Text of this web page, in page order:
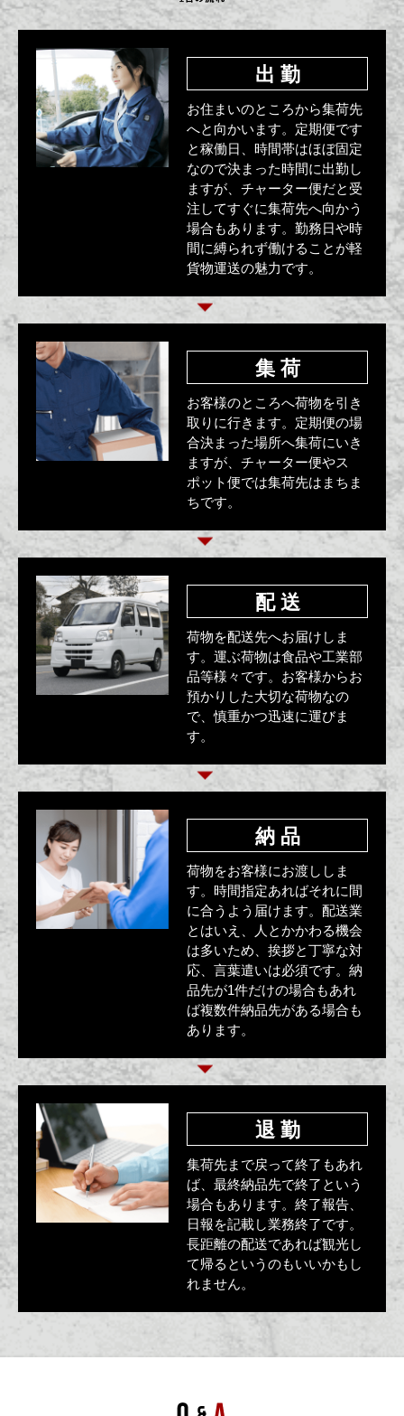
出 勤
お住まいのところから集荷先
へと向かいます。定期便です
と稼働日、時間帯はほぼ固定
なので決まった時間に出勤し
ますが、チャーター便だと受
注してすぐに集荷先へ向かう
場合もあります。勤務日や時
間に縛られず働けることが軽
貨物運送の魅力です。
集 荷
お客様のところへ荷物を引き
取りに行きます。定期便の場
合決まった場所へ集荷にいき
ますが、チャーター便やス
ポット便では集荷先はまちま
ちです。
配 送
荷物を配送先へお届けしま
す。運ぶ荷物は食品や工業部
品等様々です。お客様からお
預かりした大切な荷物なの
で、慎重かつ迅速に運びま
す。
納 品
荷物をお客様にお渡ししま
す。時間指定あればそれに間
に合うよう届けます。配送業
とはいえ、人とかかわる機会
は多いため、挨拶と丁寧な対
応、言葉遣いは必須です。納
品先が1件だけの場合もあれ
ば複数件納品先がある場合も
あります。
退 勤
集荷先まで戻って終了もあれ
ば、最終納品先で終了という
場合もあります。終了報告、
日報を記載し業務終了です。
長距離の配送であれば観光し
て帰るというのもいいかもし
れません。